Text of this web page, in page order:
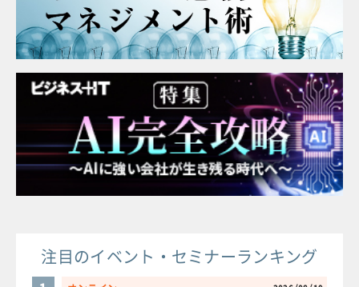
注目のイベント・セミナーランキング